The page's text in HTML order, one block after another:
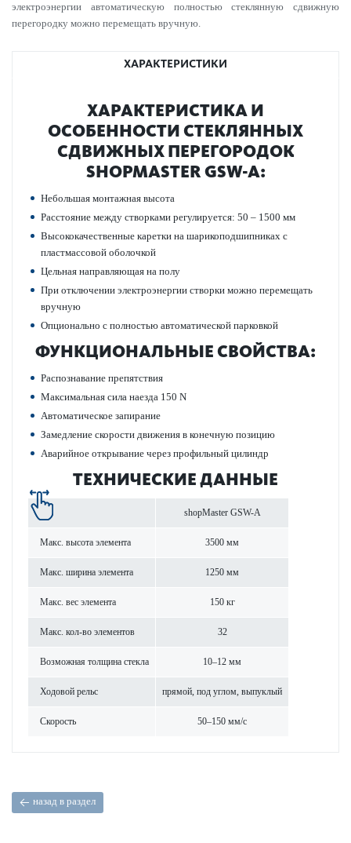
электроэнергии автоматическую полностью стеклянную сдвижную
перегородку можно перемещать вручную.
ХАРАКТЕРИСТИКИ
ХАР­АКТЕР­И­С­ТИКА И
ОСОБЕННОСТИ СТЕКЛЯННЫХ
СДВИЖНЫХ ПЕР­ЕГОР­ОДОК
SHOPMASTER GSW-A:
Небольшая монтажная высота
Расстояние между створками регулируется: 50 – 1500 мм
Высококачественные каретки на шарикоподшипниках с
пластмассовой оболочкой
Цельная направляющая на полу
При отключении электроэнергии створки можно перемещать
вручную
Опционально с полностью автоматической парковкой
ФУНКЦИОНАЛЬНЫЕ СВОЙСТВА:
Распознавание препятствия
Максимальная сила наезда 150 N
Автоматическое запирание
Замедление скорости движения в конечную позицию
Аварийное открывание через профильный цилиндр
ТЕХНИЧЕСКИЕ ДАННЫЕ
shopMaster GSW-A
Макс. высота элемента 3500 мм
Макс. ширина элемента 1250 мм
Макс. вес элемента 150 кг
Макс. кол-во элементов 32
Возможная толщина стекла 10–12 мм
Ходовой рельс прямой, под углом, выпуклый
Скор­ость 50–150 мм/с
назад в раздел